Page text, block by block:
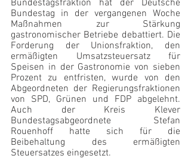
Bundestagsfraktion hat der Deutsche
Bundestag in der vergangenen Woche
Maßnahmen zur Stärkung
gastronomischer Betriebe debattiert. Die
Forderung der Unionsfraktion, den
ermäßigten Umsatzsteuersatz für
Speisen in der Gastronomie von sieben
Prozent zu entfristen, wurde von den
Abgeordneten der Regierungsfraktionen
von SPD, Grünen und FDP abgelehnt.
Auch der Kreis Klever
Bundestagsabgeordnete Stefan
Rouenhoff hatte sich für die
Beibehaltung des ermäßigten
Steuersatzes eingesetzt.